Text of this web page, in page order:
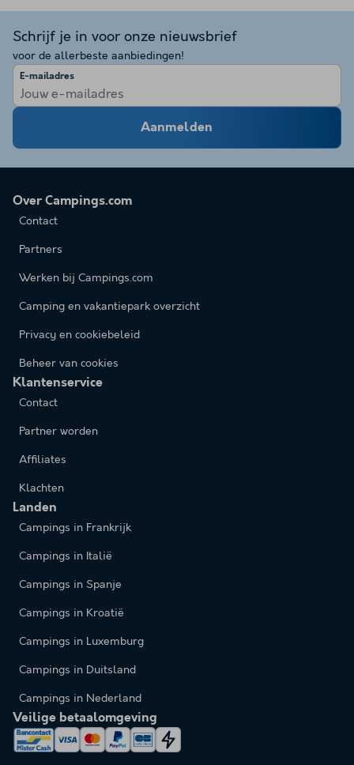
Schrijf je in voor onze nieuwsbrief
voor de allerbeste aanbiedingen!
E-mailadres
Aanmelden
Over Campings.com
Contact
Partners
Werken bij Campings.com
Camping en vakantiepark overzicht
Privacy en cookiebeleid
Beheer van cookies
Klantenservice
Contact
Partner worden
Affiliates
Klachten
Landen
Campings in Frankrijk
Campings in Italië
Campings in Spanje
Campings in Kroatië
Campings in Luxemburg
Campings in Duitsland
Campings in Nederland
Veilige betaalomgeving